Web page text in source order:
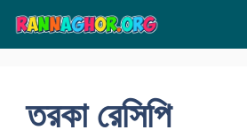
Skip
content
তরকা রেসিপি